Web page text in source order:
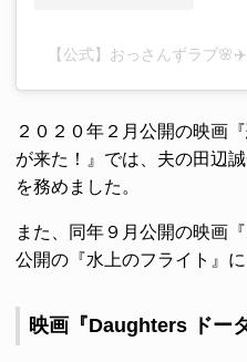
２０２０年２月公開の映画
が来た！』では、夫の田辺
を務めました。
また、同年９月公開の映画
公開の『水上のフライト』に
映画『Daughters ドー